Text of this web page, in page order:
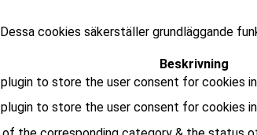
cookies säkerställer grundläggande
Beskrivning
to store the user consent for cookies
to store the user consent for cookies